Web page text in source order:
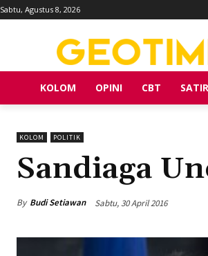
Sabtu, Agustus 8, 2026
KOLOM OPINI CBT
KOLOM POLITIK
Sandiaga
By Budi Setiawan Sabtu, 30 April 2016